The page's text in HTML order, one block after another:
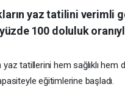
yaz tatilini verimli
100 doluluk
yaz tatillerini hem sağlıklı
eğitimlerine başladı.